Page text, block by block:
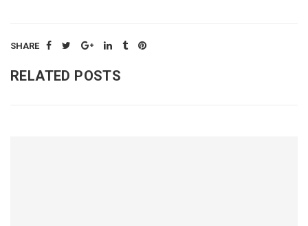
SHARE
RELATED POSTS